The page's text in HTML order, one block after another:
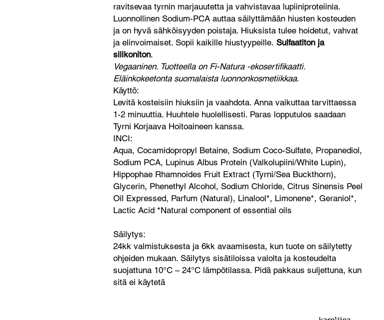
ravitsevaa tyrnin marjauutetta ja vahvistavaa lupiiniproteiinia.
Luonnollinen Sodium-PCA auttaa säilyttämään hiusten kosteuden
ja on hyvä sähköisyyden poistaja. Hiuksista tulee hoidetut, vahvat
ja elinvoimaiset. Sopii kaikille hiustyypeille. Sulfaatiton ja
silikoniton.
Vegaaninen. Tuotteella on Fi-Natura -ekosertifikaatti.
Eläinkokeetonta suomalaista luonnonkosmetiikkaa.
Käyttö:
Levitä kosteisiin hiuksiin ja vaahdota. Anna vaikuttaa tarvittaessa
1-2 minuuttia. Huuhtele huolellisesti. Paras lopputulos saadaan
Tyrni Korjaava Hoitoaineen kanssa.
INCI:
Aqua, Cocamidopropyl Betaine, Sodium Coco-Sulfate, Propanediol,
Sodium PCA, Lupinus Albus Protein (Valkolupiini/White Lupin),
Hippophae Rhamnoides Fruit Extract (Tyrni/Sea Buckthorn),
Glycerin, Phenethyl Alcohol, Sodium Chloride, Citrus Sinensis Peel
Oil Expressed, Parfum (Natural), Linalool*, Limonene*, Geraniol*,
Lactic Acid *Natural component of essential oils
Säilytys:
24kk valmistuksesta ja 6kk avaamisesta, kun tuote on säilytetty
ohjeiden mukaan. Säilytys sisätiloissa valolta ja kosteudelta
suojattuna 10°C – 24°C lämpötilassa. Pidä pakkaus suljettuna, kun
sitä ei käytetä